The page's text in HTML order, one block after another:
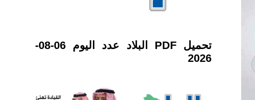
تحميل PDF البلاد عدد اليوم 06-08-
2026